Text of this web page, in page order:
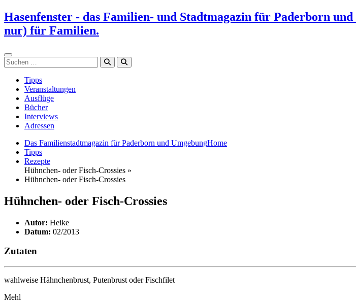
Zum
Inhalt
springen
Hasenfenster - das Familien- und Stadtmagazin für Paderborn
nur) für Familien.
Suchen
Tipps
Veranstaltungen
Ausflüge
Bücher
Interviews
Adressen
Das Familienstadtmagazin für Paderborn und UmgebungHome
Tipps
Rezepte
Hühnchen- oder Fisch-Crossies »
Hühnchen- oder Fisch-Crossies
Hühnchen- oder Fisch-Crossies
Autor: Heike
Datum: 02/2013
Zutaten
wahlweise Hähnchenbrust, Putenbrust oder Fischfilet
Mehl